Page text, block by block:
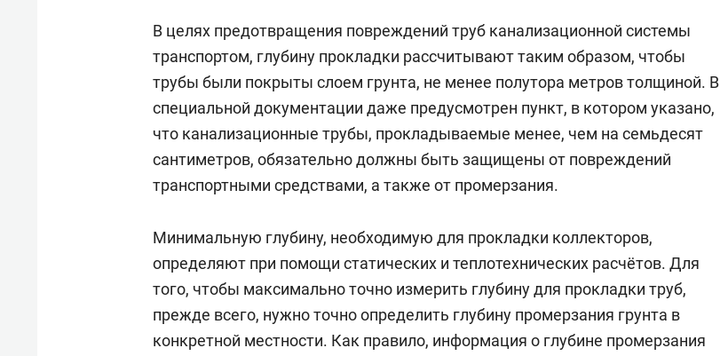
В целях предотвращения повреждений труб канализационной системы
транспортом, глубину прокладки рассчитывают таким образом, чтобы
трубы были покрыты слоем грунта, не менее полутора метров толщиной. В
специальной документации даже предусмотрен пункт, в котором указано,
что канализационные трубы, прокладываемые менее, чем на семьдесят
сантиметров, обязательно должны быть защищены от повреждений
транспортными средствами, а также от промерзания.
Минимальную глубину, необходимую для прокладки коллекторов,
определяют при помощи статических и теплотехнических расчётов. Для
того, чтобы максимально точно измерить глубину для прокладки труб,
прежде всего, нужно точно определить глубину промерзания грунта в
конкретной местности. Как правило, информация о глубине промерзания